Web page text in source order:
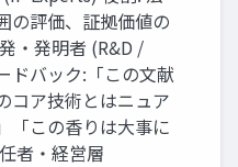
の評価、証拠価値の
・発明者 (R&D /
ドバック:「この文献
コア技術とはニュア
「この香りは大事に
者・経営層